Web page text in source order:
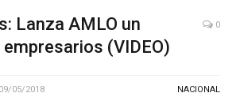
Lanza AMLO un
(VIDEO)
0
09/05/2018 NACIONAL